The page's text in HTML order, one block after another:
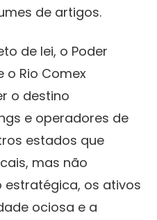
de artigos.
de lei, o Poder
o Rio Comex
o destino
e operadores de
estados que
mas não
os ativos
ociosa e a